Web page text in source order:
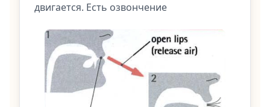
двигается. Есть озвончение